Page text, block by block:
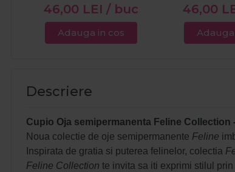
46,00 LEI / buc
Adauga in cos
46,00
Descriere
Cupio Oja semipermanenta Feline Collection
Noua colectie de oje semipermanente Feline
Inspirata de gratia si puterea felinelor, colectia
Feline Collection te invita sa iti exprimi stilul